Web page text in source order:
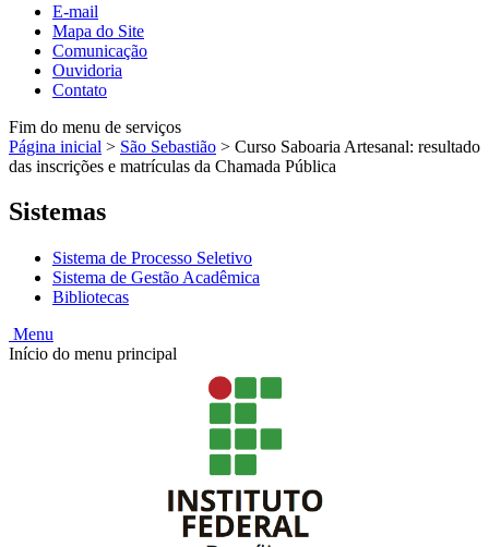
E-mail
Mapa do Site
Comunicação
Ouvidoria
Contato
Fim do menu de serviços
Página inicial > São Sebastião > Curso Saboaria Artesanal: resultado
das inscrições e matrículas da Chamada Pública
Sistemas
Sistema de Processo Seletivo
Sistema de Gestão Acadêmica
Bibliotecas
Menu
Início do menu principal